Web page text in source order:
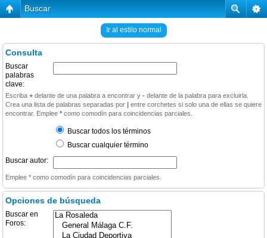
Buscar
Ir al estilo normal
Consulta
Buscar
palabras
clave:
Escriba + delante de una palabra a encontrar y - delante de la palabra para excluirla.
Crea una lista de palabras separadas por | entre corchetes si solo una de ellas se quiere
encontrar. Emplee * como comodín para coincidencias parciales.
Buscar todos los términos
Buscar cualquier término
Buscar autor:
Emplee * como comodín para coincidencias parciales.
Opciones de búsqueda
Buscar en
Foros: